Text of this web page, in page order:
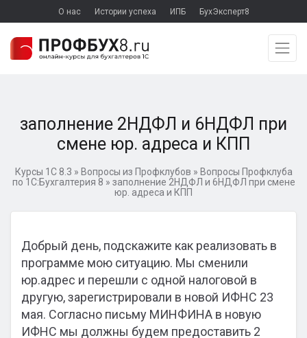
О нас Истории успеха ИПБ БухЭксперт8
заполнение 2НДФЛ и 6НДФЛ при
смене юр. адреса и КПП
Курсы 1С 8.3 » Вопросы из Профклубов » Вопросы Профклуба
по 1С:Бухгалтерия 8 » заполнение 2НДФЛ и 6НДФЛ при смене
юр. адреса и КПП
Добрый день, подскажите как реализовать в
программе мою ситуацию. Мы сменили
юр.адрес и перешли с одной налоговой в
другую, зарегистрировали в новой ИФНС 23
мая. Согласно письму МИНФИНА в новую
ИФНС мы должны будем предоставить 2